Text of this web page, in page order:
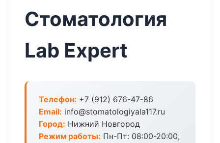
Стоматология
Lab Expert
Телефон: +7 (912) 676-47-86
Email: info@stomatologiyala117.ru
Город: Нижний Новгород
Режим работы: Пн-Пт: 08:00-20:00,